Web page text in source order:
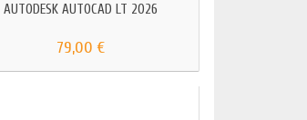
AUTODESK AUTOCAD LT 2026
79,00 €